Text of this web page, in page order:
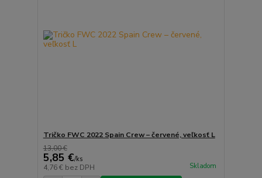
Tričko FWC 2022 Spain Crew – červené, veľkosť L
13,00 €
5,85 €/ks
4,76 € bez DPH Skladom